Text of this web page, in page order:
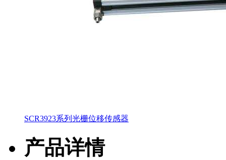
SCR3923系列光栅位移传感器
产品详情